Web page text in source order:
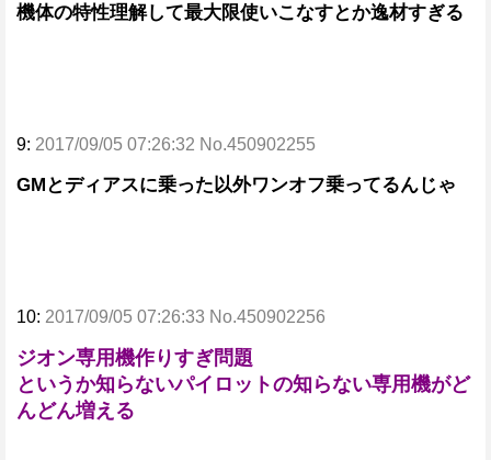
機体の特性理解して最大限使いこなすとか逸材すぎる
9: 2017/09/05 07:26:32 No.450902255
GMとディアスに乗った以外ワンオフ乗ってるんじゃ
10: 2017/09/05 07:26:33 No.450902256
ジオン専用機作りすぎ問題
というか知らないパイロットの知らない専用機がど
んどん増える